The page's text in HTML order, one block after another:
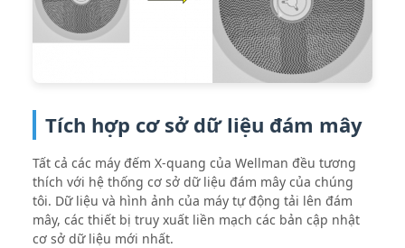
Tích hợp cơ sở dữ liệu đám mây
Tất cả các máy đếm X-quang của Wellman đều tương
thích với hệ thống cơ sở dữ liệu đám mây của chúng
tôi. Dữ liệu và hình ảnh của máy tự động tải lên đám
mây, các thiết bị truy xuất liền mạch các bản cập nhật
cơ sở dữ liệu mới nhất.